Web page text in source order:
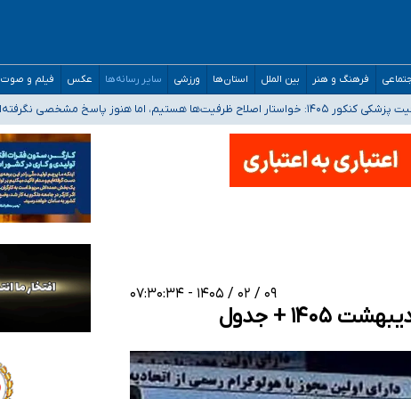
فرهنگ و هنر بین الملل استان‌ها ورزشی سایر رسانه‌ها عکس فیلم و صوت
فرماندهی صحنه عملیات و دکترای تخصصی جغرافیای نظامی دافوس آجا
و کرمان بالاتر از آستانه هشدار
۰۹ / ۰۲ / ۱۴۰۵ - ۰۷:۳۰:۳۴